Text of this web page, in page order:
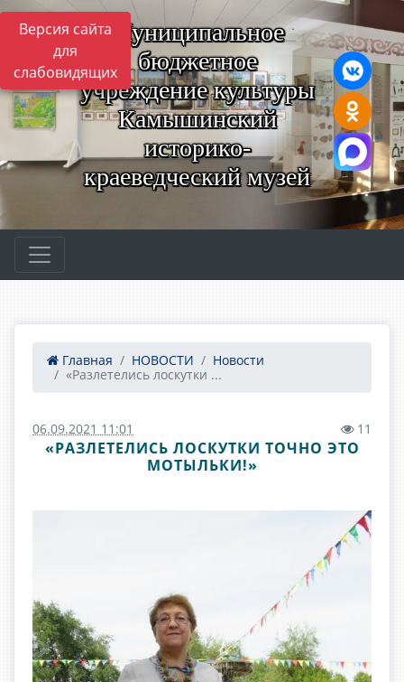
Версия сайта
для
слабовидящих
Муниципальное
бюджетное
учреждение культуры
Камышинский
историко-
краеведческий музей
Главная НОВОСТИ
Новости
«Разлетелись лоскутки ...
06.09.2021 11:01 11
«РАЗЛЕТЕЛИСЬ ЛОСКУТКИ ТОЧНО ЭТО
МОТЫЛЬКИ!»